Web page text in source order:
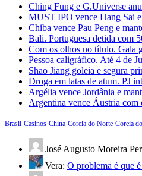
Ching Fung e G.Universe
MUST IPO vence Hang Sai
Chiba vence Pau Peng e
Bali. Portuguesa detida com
Com os olhos no título. Gala
Pessoa caligráfico. Até 4 de
Shao Jiang goleia e segura
Droga em latas de atum. PJ
Argélia vence Jordânia e
Argentina vence Áustria com
Brasil Casinos China Coreia do Norte Coreia
José Augusto Moreira
Vera: O problema é que